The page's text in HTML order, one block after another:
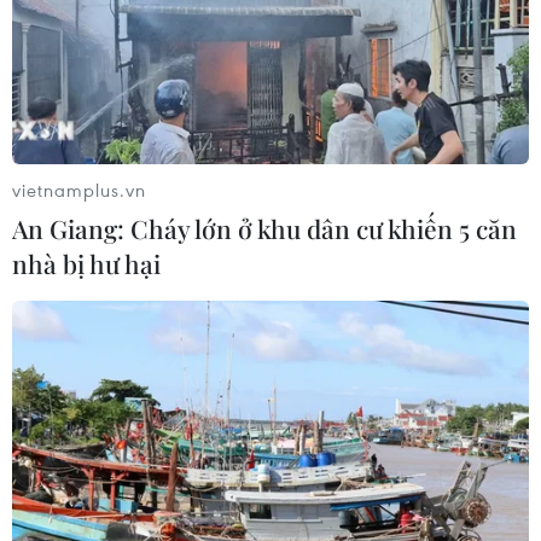
Đặc sắc lễ hội nghệ thuật dân
gian tại Kyrgyzstan
03/08/2026 05:45
Độc đáo nghi lễ rước Lệnh Ông Sanh
tại Lễ hội Cầu ngư Phan Thiết
02/08/2026 04:44
Lễ hội Cầu ngư Phan Thiết mang
đậm nét văn hóa của ngư dân vùng
biển Lâm Đồng
01/08/2026 14:15
vietnamplus.vn
An Giang: Cháy lớn ở khu dân cư khiến 5 căn
nhà bị hư hại